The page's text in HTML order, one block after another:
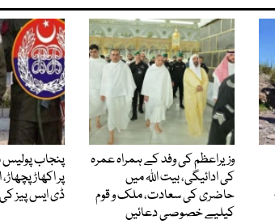
وزیراعظم کی وفد کے ہمراہ عمرہ
کی ادائیگی، بیت اللہ میں
حاضری کی سعادت، ملک و قوم
کیلیے خصوصی دعائیں
پنجاب
پر اکھاڑ
ڈی ایس پیز کی